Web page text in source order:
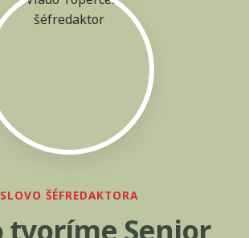
SLOVO ŠÉFREDAKTORA
tvoríme Senior